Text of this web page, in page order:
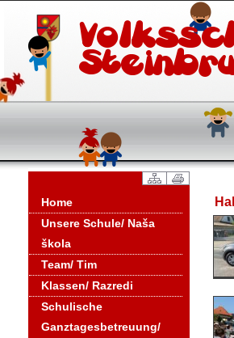
Home
Unsere Schule/ Naša
škola
Team/ Tim
Klassen/ Razredi
Schulische
Ganztagesbetreuung/